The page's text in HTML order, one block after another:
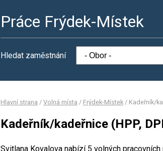
Práce Frýdek-Místek
Hledat zaměstnání
Hlavní strana / Volná místa / Frýdek-Místek / Kadeřník/
Kadeřník/kadeřnice (HPP,
Svitlana Kovalova nabízí 5 volných